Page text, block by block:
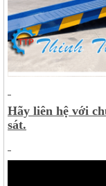
Hãy liên hệ với
sát.